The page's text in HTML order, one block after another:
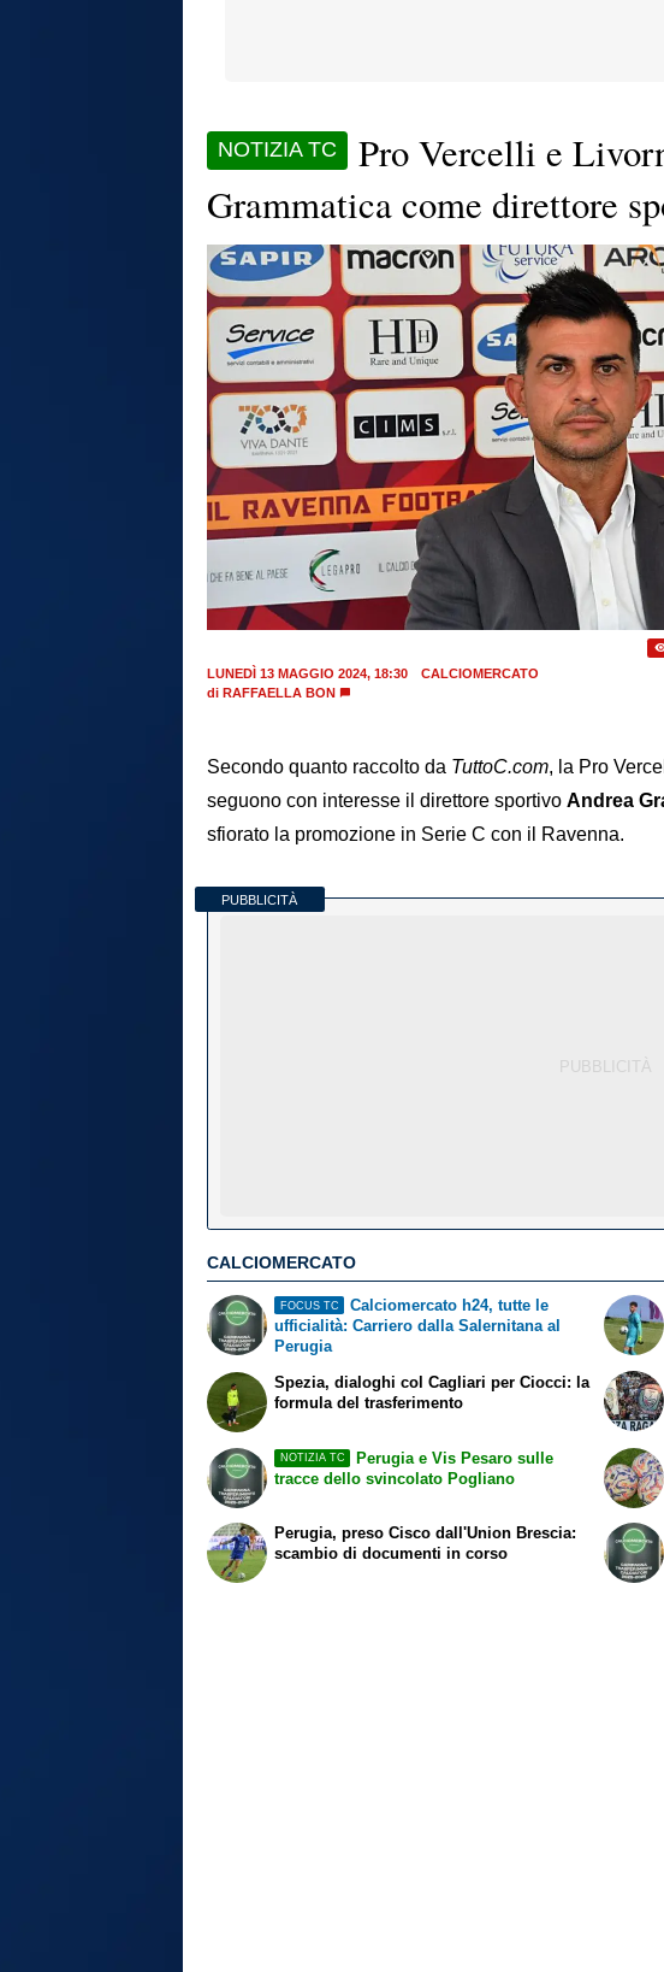
NOTIZIA TC
Pro Vercelli e
Grammatica come direttore
LUNEDÌ 13 MAGGIO 2024, 18:30
CALCIOMERCATO
di RAFFAELLA BON
Secondo quanto raccolto da TuttoC.com, la Pro
seguono con interesse il direttore sportivo Andrea
sfiorato la promozione in Serie C con il Ravenna.
PUBBLICITÀ
CALCIOMERCATO
FOCUS TC
Calciomercato h24, tutte le
ufficialità: Carriero dalla Salernitana al
Perugia
Spezia, dialoghi col Cagliari per Ciocci: la
formula del trasferimento
NOTIZIA TC
Perugia e Vis Pesaro sulle
tracce dello svincolato Pogliano
Perugia, preso Cisco dall'Union Brescia:
scambio di documenti in corso